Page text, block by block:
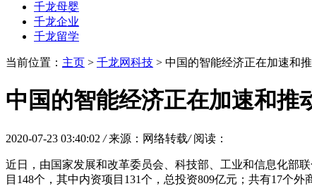
千龙母婴
千龙企业
千龙留学
当前位置： 主页 > 千龙网科技 > 中国的智能经济正在加速和
中国的智能经济正在加速和推
2020-07-23 03:40:02 / 来源：网络转载/ 阅读：
近日，由国家发展和改革委员会、科技部、工业和信息化部
目148个，其中内资项目131个，总投资809亿元；共有17个外